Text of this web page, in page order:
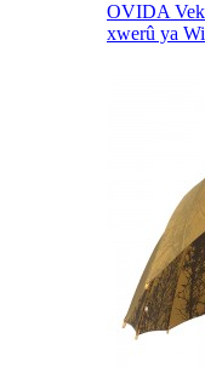
OVIDA
xwerû ya